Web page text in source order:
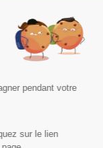
pendant votre
sur le lien